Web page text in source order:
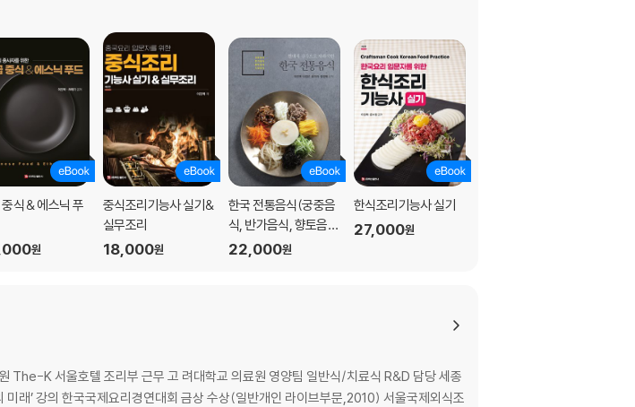
식 & 에스닉 푸
원
중식조리기능사 실기&
실무조리
18,000원
한국 전통음식(궁중음
식, 반가음식, 향토음
식, 시절음식)
22,000원
한식조리기능사 실기
27,000원
The-K 서울호텔 조리부 근무 고 려대학교 의료원 영양팀 일반식/치료식 R&D 담당 세종
래’ 강의 한국국제요리경연대회 금상 수상(일반개인 라이브부문,2010) 서울국제외식조